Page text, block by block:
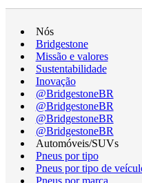
Nós
Bridgestone
Missão e valores
Sustentabilidade
Inovação
@BridgestoneBR
@BridgestoneBR
@BridgestoneBR
@BridgestoneBR
Automóveis/SUVs
Pneus por tipo
Pneus por tipo de
Pneus por marca